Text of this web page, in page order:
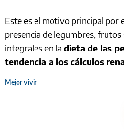
Este es el motivo principal por
presencia de legumbres, frutos
integrales en la dieta de las
tendencia a los cálculos
Mejor vivir